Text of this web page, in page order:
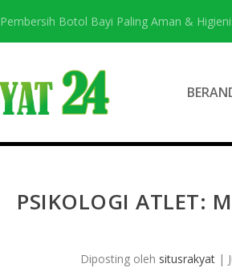
Pembersih Botol Bayi Paling Aman &
PSIKOLOGI ATLET:
Diposting oleh situsrakyat |